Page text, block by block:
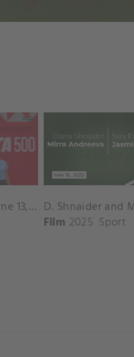
Day Summary - June 13, 2025
Film 2025 Sport